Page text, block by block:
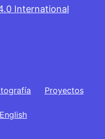
International
Proyectos
English